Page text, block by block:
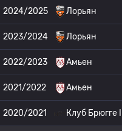
2024/2025 Лорьян
2023/2024 Лорьян
2022/2023 Амьен
2021/2022 Амьен
2020/2021 Клуб Брюгге II